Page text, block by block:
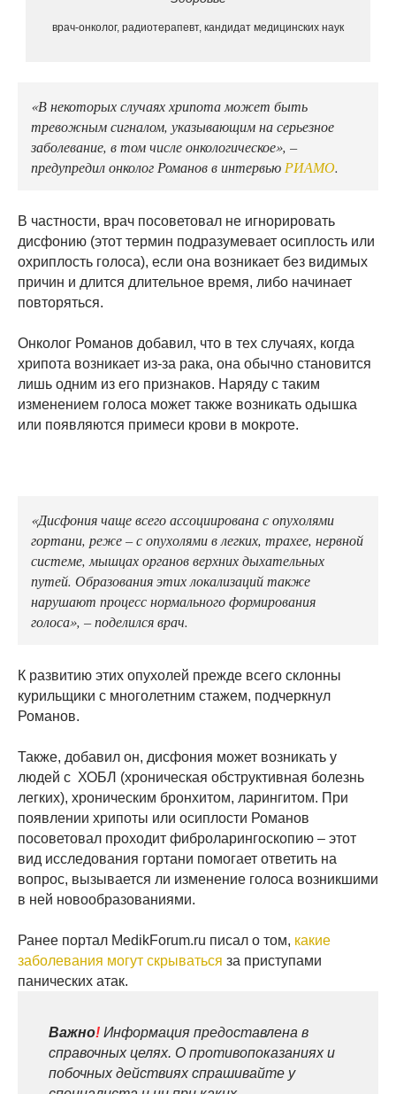
врач-онколог, радиотерапевт, кандидат медицинских наук
«В некоторых случаях хрипота может быть
тревожным сигналом, указывающим на серьезное
заболевание, в том числе онкологическое», –
предупредил онколог Романов в интервью РИАМО.
В частности, врач посоветовал не игнорировать
дисфонию (этот термин подразумевает осиплость или
охриплость голоса), если она возникает без видимых
причин и длится длительное время, либо начинает
повторяться.
Онколог Романов добавил, что в тех случаях, когда
хрипота возникает из-за рака, она обычно становится
лишь одним из его признаков. Наряду с таким
изменением голоса может также возникать одышка
или появляются примеси крови в мокроте.
«Дисфония чаще всего ассоциирована с опухолями
гортани, реже – с опухолями в легких, трахее, нервной
системе, мышцах органов верхних дыхательных
путей. Образования этих локализаций также
нарушают процесс нормального формирования
голоса», – поделился врач.
К развитию этих опухолей прежде всего склонны
курильщики с многолетним стажем, подчеркнул
Романов.
Также, добавил он, дисфония может возникать у
людей с ХОБЛ (хроническая обструктивная болезнь
легких), хроническим бронхитом, ларингитом. При
появлении хрипоты или осиплости Романов
посоветовал проходит фиброларингоскопию – этот
вид исследования гортани помогает ответить на
вопрос, вызывается ли изменение голоса возникшими
в ней новообразованиями.
Ранее портал MedikForum.ru писал о том, какие
заболевания могут скрываться за приступами
панических атак.
Важно! Информация предоставлена в
справочных целях. О противопоказаниях и
побочных действиях спрашивайте у